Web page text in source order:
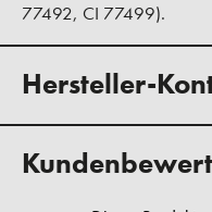
77492, CI 77499).
Hersteller-